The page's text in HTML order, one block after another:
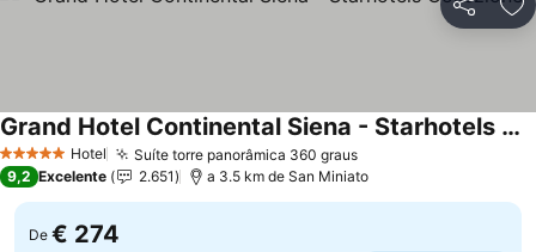
Partilhar
5 Estrelas Hotel Suíte torre panorâmica 360 graus
Grand Hotel Continental Siena - Starhotels Collezione
9,2 Excelente 2.651 a 3.5 km de San Miniato
De € 274